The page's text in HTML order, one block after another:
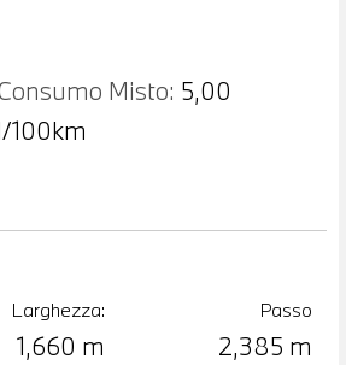
Misto: 5,00
100km
Larghezza:
1,660 m
Passo
2,385 m